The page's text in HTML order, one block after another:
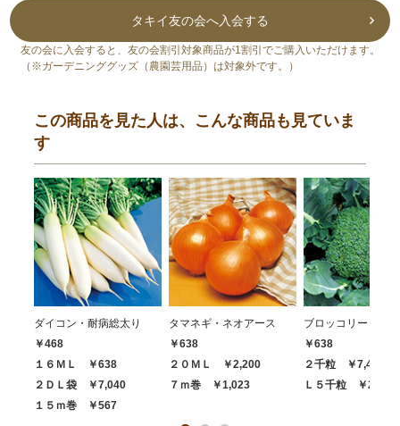
タキイ友の会へ入会する
友の会に入会すると、友の会割引対象商品が1割引でご購入いただけます。
（※ガーデニンググッズ（農園芸用品）は対象外です。）
この商品を見た人は、こんな商品も見ていま
す
ダイコン・耐病総太り
￥468
１６ＭＬ ￥638
２ＤＬ袋 ￥7,040
１５ｍ巻 ￥567
タマネギ・ネオアース
￥638
２０ＭＬ ￥2,200
７ｍ巻 ￥1,023
ブロッコリー・ハ
￥638
２千粒 ￥7,480
Ｌ５千粒 ￥